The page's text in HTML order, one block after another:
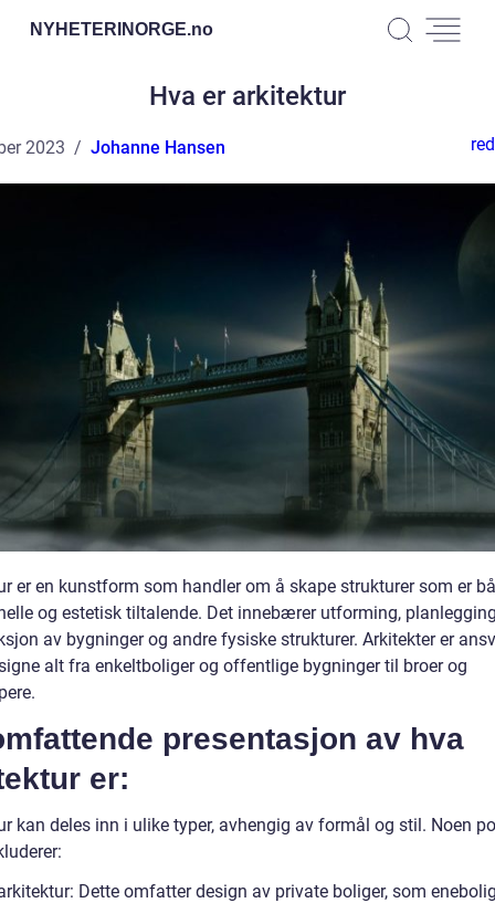
NYHETERINORGE.no
Hva er arkitektur
2023 Johanne Hansen
er en kunstform som handler om å skape strukturer som er
og estetisk tiltalende. Det innebærer utforming,
av bygninger og andre fysiske strukturer. Arkitekter er
alt fra enkeltboliger og offentlige bygninger til broer og
presentasjon av hva
er:
kan deles inn i ulike typer, avhengig av formål og stil. Noen
Dette omfatter design av private boliger, som